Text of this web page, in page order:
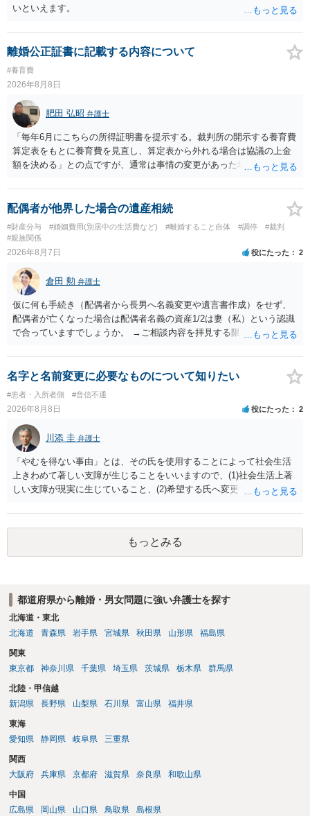
いといえます。
離婚公正証書に記載する内容について
#養育費
2026年8月8日
肥田 弘昭 弁護士
「毎年6月にこちらの所得証明書を提示する。裁判所の開示する養育費
算定表をもとに養育費を見直し、算定表から外れる場合は協議の上金
額を決める」との点ですが、通常は事情の変更があった場合に変更し
来なかった事情の変更により双方協議の上増減出来る」と「通知義務
に勤務先」が含まれているので、私に収入が入った事は相手に通知が
行く事になり、上記のような文言が無くても養育費の見直しは適宜出
来るかと思うのですが違うのでしょうか？との点はそのとおりかと思
います。養育費は事情の変更があった場合に変更するので毎年見直す
配偶者が他界した場合の遺産相続
#財産分与 #婚姻費用(別居中の生活費など) #離婚すること自体 #調停
#裁判
#親族関係
2026年8月7日 役にたった 2
倉田 勲 弁護士
仮に何も手続き（配偶者から長男へ名義変更や遺言書作成）をせず、
配偶者が亡くなった場合は配偶者名義の資産1/2は妻（私）という認識
で合っていますでしょうか。 →ご相談内容を拝見する限りでは、その
完全に所有する場合は、他の相続人に対して自宅の評価額の１/２の代
償金の支払いが必要になります。
名字と名前変更に必要なものについて知りたい
#患者・入所者側 #音信不通
2026年8月8日 役にたった 2
川添 圭 弁護士
「やむを得ない事由」とは、その氏を使用することによって社会生活
上きわめて著しい支障が生じることをいいますので、(1)社会生活上著
しい支障が現実に生じていること、(2)希望する氏へ変更できればその
できるかどうかがポイントです。 記録中に現れた一切の事情が判断対
象ですので、上記(1)と(2)を説明できる資料は全て（ただし理路整然
に）提出することが必要になります。「フラッシュバック」とのこと
なので、例えば、医学上確立されているPTSDの診断基準に合致した説
護士へ依頼しても苦労することが強く予想されるところです。、もし
本人申立てをお考えであれば、医学知識はもちろん法律知識も要求さ
れますので、性急な申立てをせず、知識と資料をしっかりと揃えて、
もっとみる
都道府県から離婚・男女問題に強い弁護士を探す
北海道・東北
北海道
青森県 岩手県 宮城県 秋田県 山形県 福島県
関東
東京都
神奈川県 千葉県 埼玉県 茨城県 栃木県 群馬県
北陸・甲信越
新潟県
長野県 山梨県 石川県 富山県 福井県
東海
愛知県
静岡県 岐阜県 三重県
関西
大阪府
兵庫県 京都府 滋賀県 奈良県 和歌山県
中国
広島県
岡山県 山口県 鳥取県 島根県